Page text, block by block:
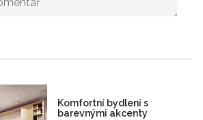
Komfortní bydlení s
barevnými akcenty